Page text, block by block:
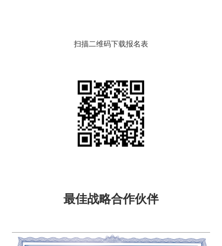
扫描二维码下载报名表
最佳战略合作伙伴